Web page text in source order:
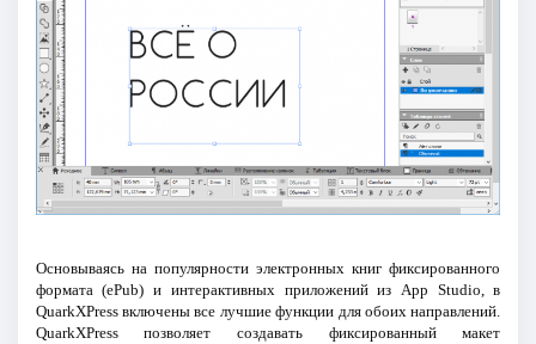
Основываясь на популярности электронных книг фиксированного
формата (ePub) и интерактивных приложений из App Studio, в
QuarkXPress включены все лучшие функции для обоих направлений.
QuarkXPress позволяет создавать фиксированный макет